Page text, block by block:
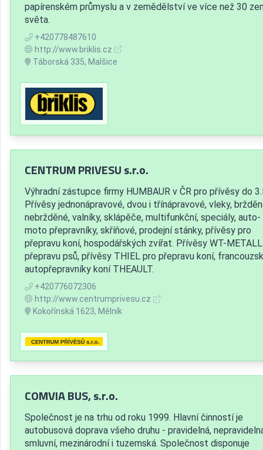
papírenském průmyslu a v zemědělství ve více než 30
světa.
+420778487610
http://www.briklis.cz
Táborská 335, Malšice
CENTRUM PRIVESU s.r.o.
Výhradní zástupce firmy HUMBAUR v ČR pro přívěsy do
Přívěsy jednonápravové, dvou i třínápravové, vleky,
nebržděné, valníky, sklápěče, multifunkční, speciály, auto-
moto přepravníky, skříňové, prodejní stánky, přívěsy pro
přepravu koní, hospodářských zvířat. Přívěsy WT-
přepravu psů, přívěsy THIEL pro přepravu koní,
autopřepravníky koní THEAULT.
+420776072306
http://www.centrumprivesu.cz
Kokořínská 1623, Mělník
COMVIA BUS, s.r.o.
Společnost je na trhu od roku 1999. Hlavní činností je
autobusová doprava všeho druhu - pravidelná,
smluvní, mezinárodní i tuzemská. Společnost disponuje